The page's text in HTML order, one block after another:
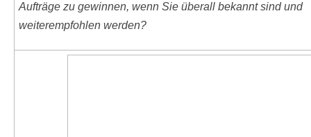
Aufträge zu gewinnen, wenn Sie überall bekannt sind und
weiterempfohlen werden?